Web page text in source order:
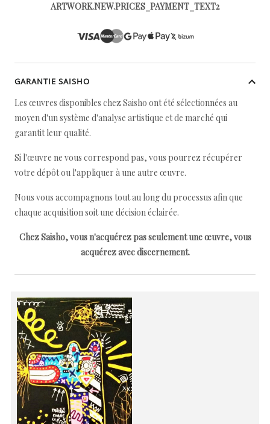
ARTWORK.NEW.PRICES_PAYMENT_TEXT2
GARANTIE SAISHO
Les œuvres disponibles chez Saisho ont été sélectionnées au
moyen d'un système d'analyse artistique et de marché qui
garantit leur qualité.
Si l'œuvre ne vous correspond pas, vous pourrez récupérer
votre dépôt ou l'appliquer à une autre œuvre.
Nous vous accompagnons tout au long du processus afin que
chaque acquisition soit une décision éclairée.
Chez Saisho, vous n'acquérez pas seulement une œuvre, vous
acquérez avec discernement.